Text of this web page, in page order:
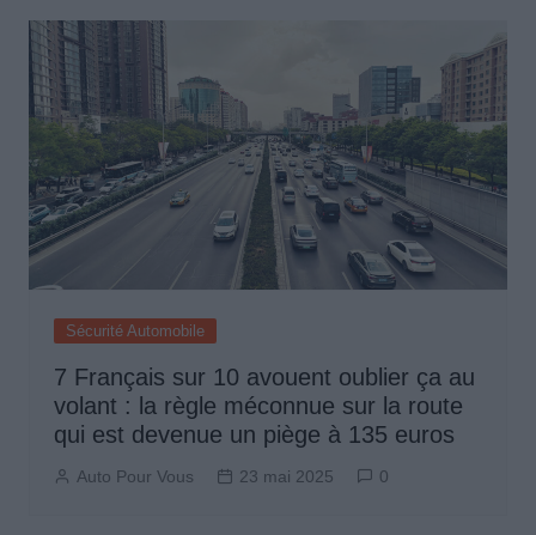
Sécurité Automobile
7 Français sur 10 avouent oublier ça au
volant : la règle méconnue sur la route
qui est devenue un piège à 135 euros
Auto Pour Vous 23 mai 2025 0